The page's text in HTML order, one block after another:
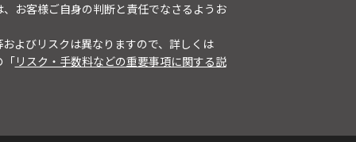
お客様ご自身の判断と責任でなさるようお
よびリスクは異なりますので、詳しくは
「リスク・手数料などの重要事項に関する説